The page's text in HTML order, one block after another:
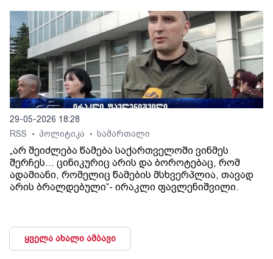
29-05-2026 18:28
RSS
• პოლიტიკა • სამართალი
„არ შეიძლება წამება საქართველოში ვინმეს
შერჩეს… ცინიკურიც არის და ბოროტებაც, რომ
ადამიანი, რომელიც წამების მსხვერპლია, თავად
არის ბრალდებული“- ირაკლი ფავლენიშვილი.
ყველა ახალი ამბავი